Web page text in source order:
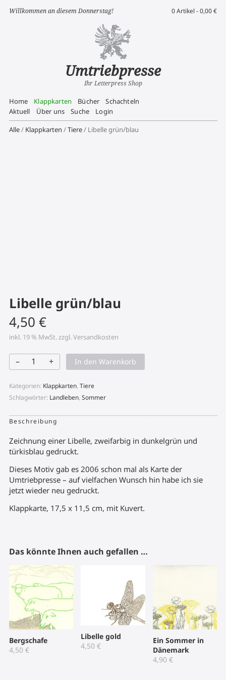
Willkommen an diesem Donnerstag!
Umtriebpresse
Ihr Letterpress Shop
0 Artikel -0,00€
Home Klappkarten Bücher
Schachteln
Aktuell
Über uns Suche
Login
Alle/ Klappkarten /Tiere/ Libelle grün/blau
Libelle grün/blau
4,50 €
inkl. 19 % MwSt.zzgl.Versandkosten
–
Libelle
grün/blau
+ In den Warenkorb
Kategorien: Klappkarten, Tiere
Schlagwörter: Landleben, Sommer
Beschreibung
Zeichnung einer Libelle, zweifarbig in dunkelgrün und
türkisblau gedruckt.
Dieses Motiv gab es 2006 schon mal als Karte der
Umtriebpresse – auf vielfachen Wunsch hin habe ich sie
jetzt wieder neu gedruckt.
Klappkarte, 17,5 x 11,5 cm, mit Kuvert.
Das könnte Ihnen auch gefallen …
Bergschafe
4,50 €
Libelle gold
4,50€
Ein Sommer in
Dänemark
4,90 €